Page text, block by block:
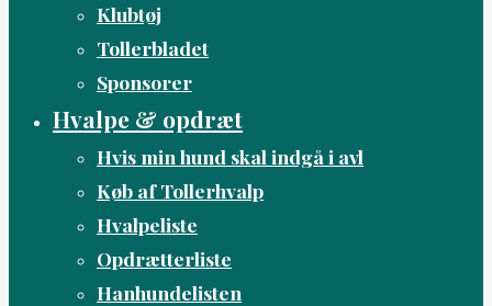
Klubtøj
Tollerbladet
Sponsorer
Hvalpe & opdræt
Hvis min hund skal indgå i avl
Køb af Tollerhvalp
Hvalpeliste
Opdrætterliste
Hanhundelisten